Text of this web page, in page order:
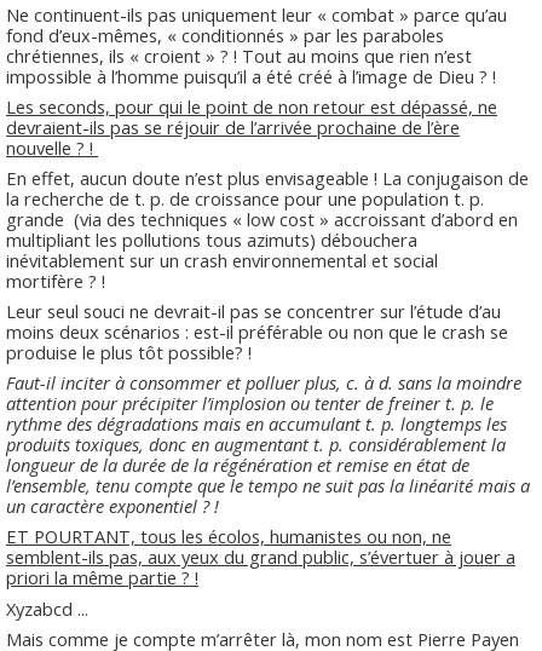
Ne continuent-ils pas uniquement leur « combat » parce qu’au
fond d’eux-mêmes, « conditionnés » par les paraboles
chrétiennes, ils « croient » ? ! Tout au moins que rien n’est
impossible à l’homme puisqu’il a été créé à l’image de Dieu ? !
Les seconds, pour qui le point de non retour est dépassé, ne
devraient-ils pas se réjouir de l’arrivée prochaine de l’ère
nouvelle ? !
En effet, aucun doute n’est plus envisageable ! La conjugaison de
la recherche de t. p. de croissance pour une population t. p.
grande (via des techniques « low cost » accroissant d’abord en
multipliant les pollutions tous azimuts) débouchera
inévitablement sur un crash environnemental et social
mortifère ? !
Leur seul souci ne devrait-il pas se concentrer sur l’étude d’au
moins deux scénarios : est-il préférable ou non que le crash se
produise le plus tôt possible? !
Faut-il inciter à consommer et polluer plus, c. à d. sans la moindre
attention pour précipiter l’implosion ou tenter de freiner t. p. le
rythme des dégradations mais en accumulant t. p. longtemps les
produits toxiques, donc en augmentant t. p. considérablement la
longueur de la durée de la régénération et remise en état de
l’ensemble, tenu compte que le tempo ne suit pas la linéarité mais a
un caractère exponentiel ? !
ET POURTANT, tous les écolos, humanistes ou non, ne
semblent-ils pas, aux yeux du grand public, s’évertuer à jouer a
priori la même partie ? !
Xyzabcd ...
Mais comme je compte m’arrêter là, mon nom est Pierre Payen